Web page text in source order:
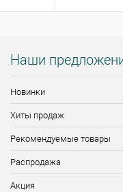
Наши
Новинки
Хиты продаж
Рекомендуемые товары
Распродажа
Акция